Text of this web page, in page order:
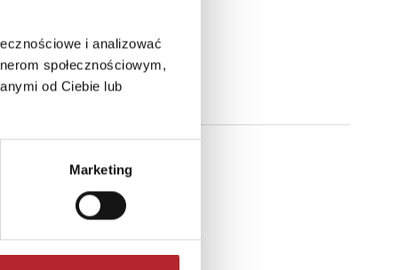
i analizować
społecznościowym,
od Ciebie lub
Marketing